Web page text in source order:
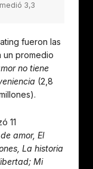
3,3
fueron las
un promedio
no tiene
(2,8
11
amor, El
La historia
Mi